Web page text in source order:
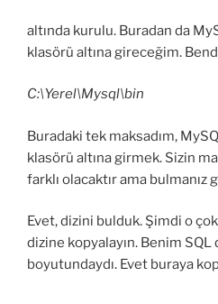
altında kurulu. Buradan da
klasörü altına gireceğim.
C:\Yerel\Mysql\bin
Buradaki tek maksadım,
klasörü altına girmek. Sizin
farklı olacaktır ama bulmanız
Evet, dizini bulduk. Şimdi o
dizine kopyalayın. Benim
boyutundaydı. Evet buraya